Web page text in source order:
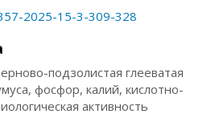
2025-15-3-309-328
подзолистая глееватая
фосфор, калий, кислотно-
активность